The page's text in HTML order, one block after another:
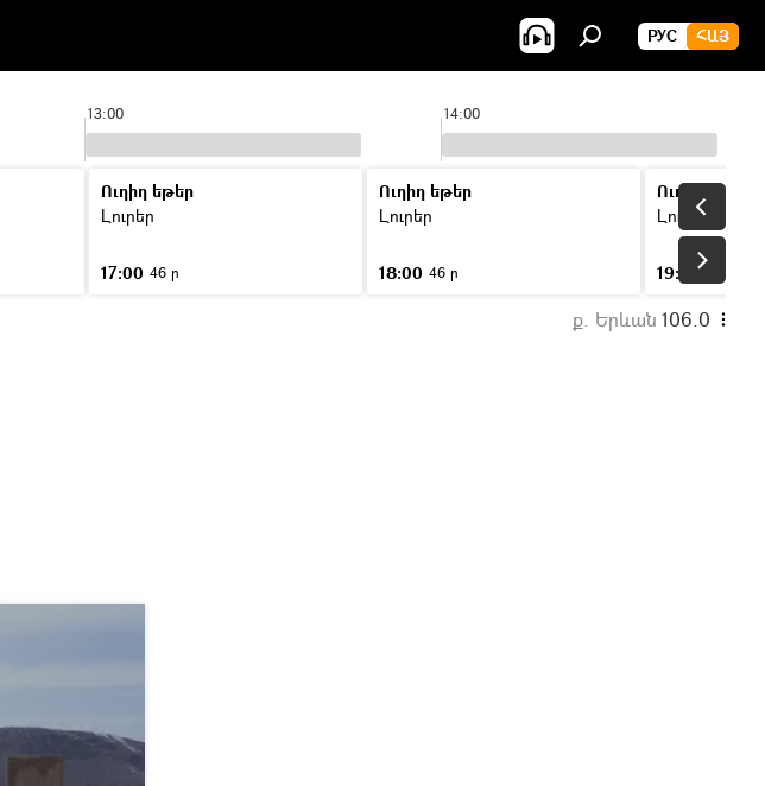
РУС ՀԱՅ
13:00 14:00
Ուղիղ եթեր
Լուրեր
17:00 46 ր
Ուղիղ եթեր
Լուրեր
18:00 46 ր
Ուղիղ եթեր
Լուրեր
19:00
ք. Երևան 106.0